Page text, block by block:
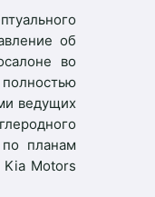
об
во
ведущих
планам
Kia Motors